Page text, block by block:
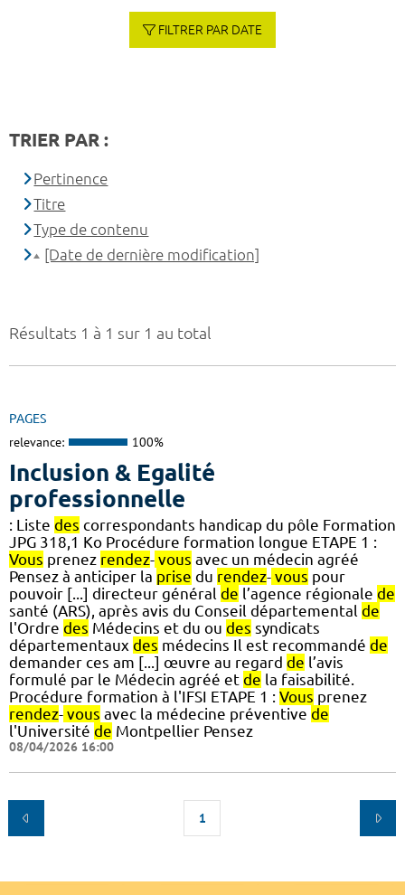
Résultats 1 à 1 sur 1 au total
PAGES
relevance: 100%
Inclusion & Egalité
professionnelle
: Liste des correspondants handicap du pôle Formation
JPG 318,1 Ko Procédure formation longue ETAPE 1 :
Vous prenez rendez- vous avec un médecin agréé
Pensez à anticiper la prise du rendez- vous pour
pouvoir [...] directeur général de l’agence régionale de
santé (ARS), après avis du Conseil départemental de
l'Ordre des Médecins et du ou des syndicats
départementaux des médecins Il est recommandé de
demander ces am [...] œuvre au regard de l’avis
formulé par le Médecin agréé et de la faisabilité.
Procédure formation à l'IFSI ETAPE 1 : Vous prenez
rendez- vous avec la médecine préventive de
l'Université de Montpellier Pensez
08/04/2026 16:00
1
FILTRER PAR DATE
TRIER PAR :
Pertinence
Titre
Type de contenu
[Date de dernière modification]